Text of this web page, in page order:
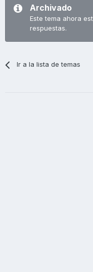
Archivado
Este tema ahora
respuestas.
Ir a la lista de temas